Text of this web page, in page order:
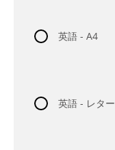
英語 - A4
英語 - レター